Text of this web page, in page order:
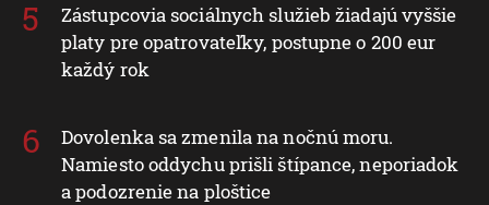
Zástupcovia sociálnych služieb žiadajú vyššie
platy pre opatrovateľky, postupne o 200 eur
každý rok
Dovolenka sa zmenila na nočnú moru.
Namiesto oddychu prišli štípance, neporiadok
a podozrenie na ploštice